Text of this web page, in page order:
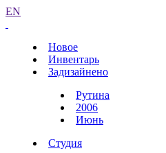
EN
Новое
Инвентарь
Задизайнено
Рутина
2006
Июнь
Студия